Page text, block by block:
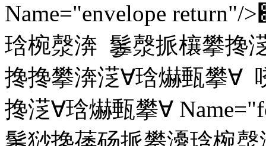
Name="envelope
琀椀漀渀 䰀漀挀欀攀搀
搀搀攀渀㴀∀琀爀甀攀∀
搀㴀∀琀爀甀攀∀